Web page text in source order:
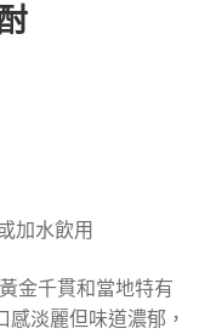
加水飲用
金千貫和當地特有
淡麗但味道濃郁，